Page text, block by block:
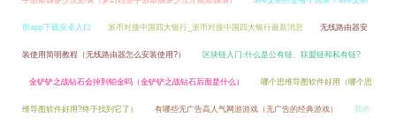
所app下载安卓入口 派币对接中国四大银行_派币对接中国四大银行最新消息 无线路由器安
装使用简明教程（无线路由器怎么安装使用?） 区块链入门:什么是公有链、联盟链和私有链?
金铲铲之战钻石会掉到铂金吗（金铲铲之战钻石后面是什么） 哪个思维导图软件好用（哪个思
维导图软件好用?终于找到它了） 有哪些无广告高人气网游游戏（无广告的经典游戏） 我的